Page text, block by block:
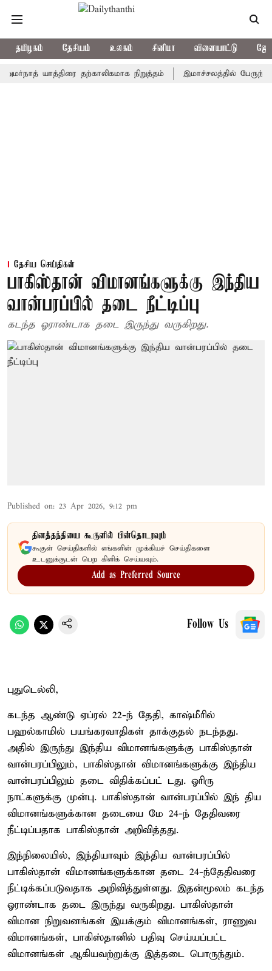
தமிழகம் தேசியம் உலகம் சினிமா விளையாட்டு
யாத்திரை தற்காலிகமாக நிறுத்தம் இமாச்சலத்தில் பேருந்து
தேசிய செய்திகள்
பாகிஸ்தான் விமானங்களுக்கு இந்திய
வான்பரப்பில் தடை நீட்டிப்பு
கடந்த ஓராண்டாக தடை இருந்து வருகிறது.
Published on: 23 Apr 2026, 9:12 pm
தினத்தந்தியை கூகுளில் பின்தொடரவும்
கூகுள் செய்திகளில் எங்களின் முக்கியச் செய்திகளை
உடனுக்குடன் பெற கிளிக் செய்யவும்.
Add as Preferred Source
Follow Us
புதுடெல்லி,
கடந்த ஆண்டு ஏப்ரல் 22-ந் தேதி, காஷ்மீரில்
பஹல்காமில் பயங்கரவாதிகள் தாக்குதல் நடந்தது.
அதில் இருந்து இந்திய விமானங்களுக்கு பாகிஸ்தான்
வான்பரப்பிலும், பாகிஸ்தான் விமானங்களுக்கு இந்திய
வான்பரப்பிலும் தடை விதிக்கப்பட் டது. ஓரிரு
நாட்களுக்கு முன்பு. பாகிஸ்தான் வான்பரப்பில் இந் திய
விமானங்களுக்கான தடையை மே 24-ந் தேதிவரை
நீட்டிப்பதாக பாகிஸ்தான் அறிவித்தது.
இந்நிலையில், இந்தியாவும் இந்திய வான்பரப்பில்
பாகிஸ்தான் விமானங்களுக்கான தடை 24-ந்தேதிவரை
நீட்டிக்கப்படுவதாக அறிவித்துள்ளது. இதன்மூலம் கடந்த
ஓராண்டாக தடை இருந்து வருகிறது. பாகிஸ்தான்
விமான நிறுவனங்கள் இயக்கும் விமானங்கள், ராணுவ
விமானங்கள், பாகிஸ்தானில் பதிவு செய்யப்பட்ட
விமானங்கள் ஆகியவற்றுக்கு இத்தடை பொருந்தும்.